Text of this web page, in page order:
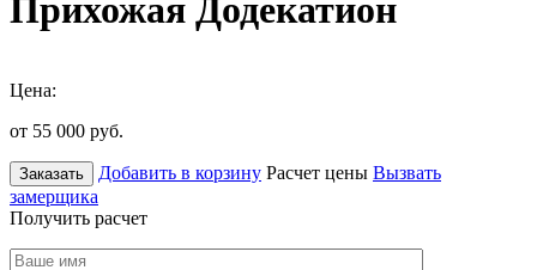
Прихожая Додекатион
Цена:
от 55 000 руб.
Заказать Добавить в корзину Расчет цены Вызвать
замерщика
Получить расчет